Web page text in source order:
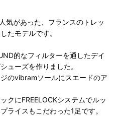
気があった、フランスのトレッ
たモデルです。
的なフィルターを通したデイ
ューズを作りました。
のvibramソールにスエードのア
クにFREELOCKシステムでルッ
ライスもこだわった1足です。